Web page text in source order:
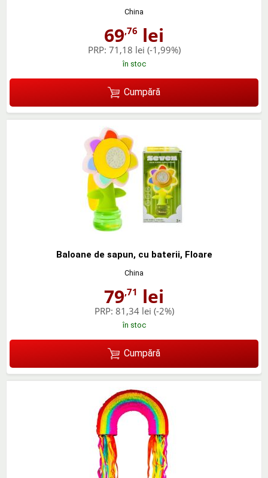
China
69,76 lei
PRP: 71,18 lei (-1,99%)
în stoc
Cumpără
Baloane de sapun, cu baterii, Floare
China
79,71 lei
PRP: 81,34 lei (-2%)
în stoc
Cumpără